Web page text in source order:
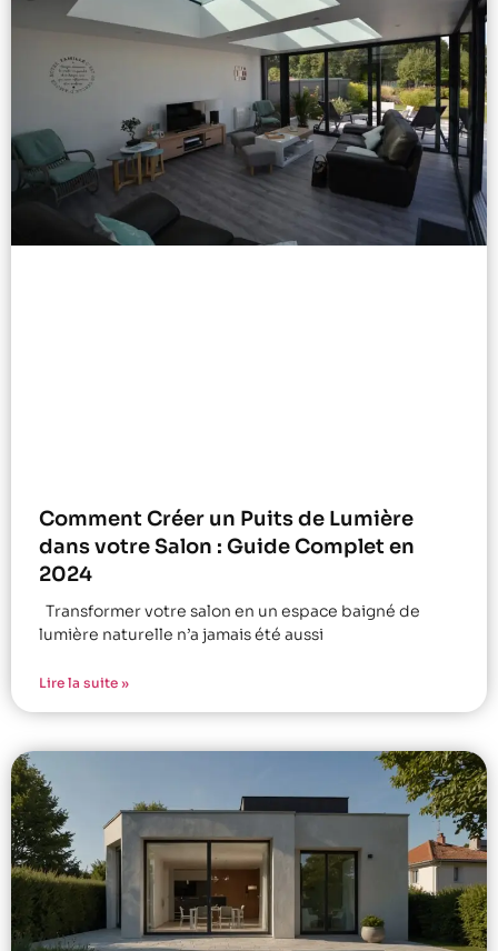
Comment Créer un Puits de Lumière
dans votre Salon : Guide Complet en
2024
Transformer votre salon en un espace baigné de
lumière naturelle n’a jamais été aussi
Lire la suite »